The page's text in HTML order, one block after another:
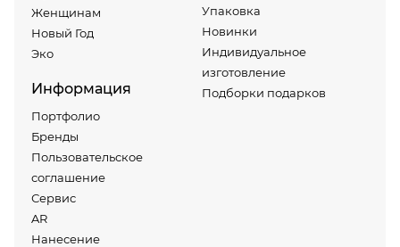
Женщинам
Новый Год
Эко
Информация
Портфолио
Бренды
Пользовательское
соглашение
Сервис
AR
Нанесение
Упаковка
Новинки
Индивидуальное
изготовление
Подборки подарков